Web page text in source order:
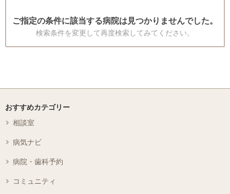
ご指定の条件に該当する病院は見つかりませんでした。
検索条件を変更して再度検索してみてください。
おすすめカテゴリー
相談室
病気ナビ
病院・歯科予約
コミュニティ